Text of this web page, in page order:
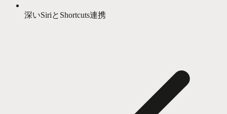
深いSiriとShortcuts連携